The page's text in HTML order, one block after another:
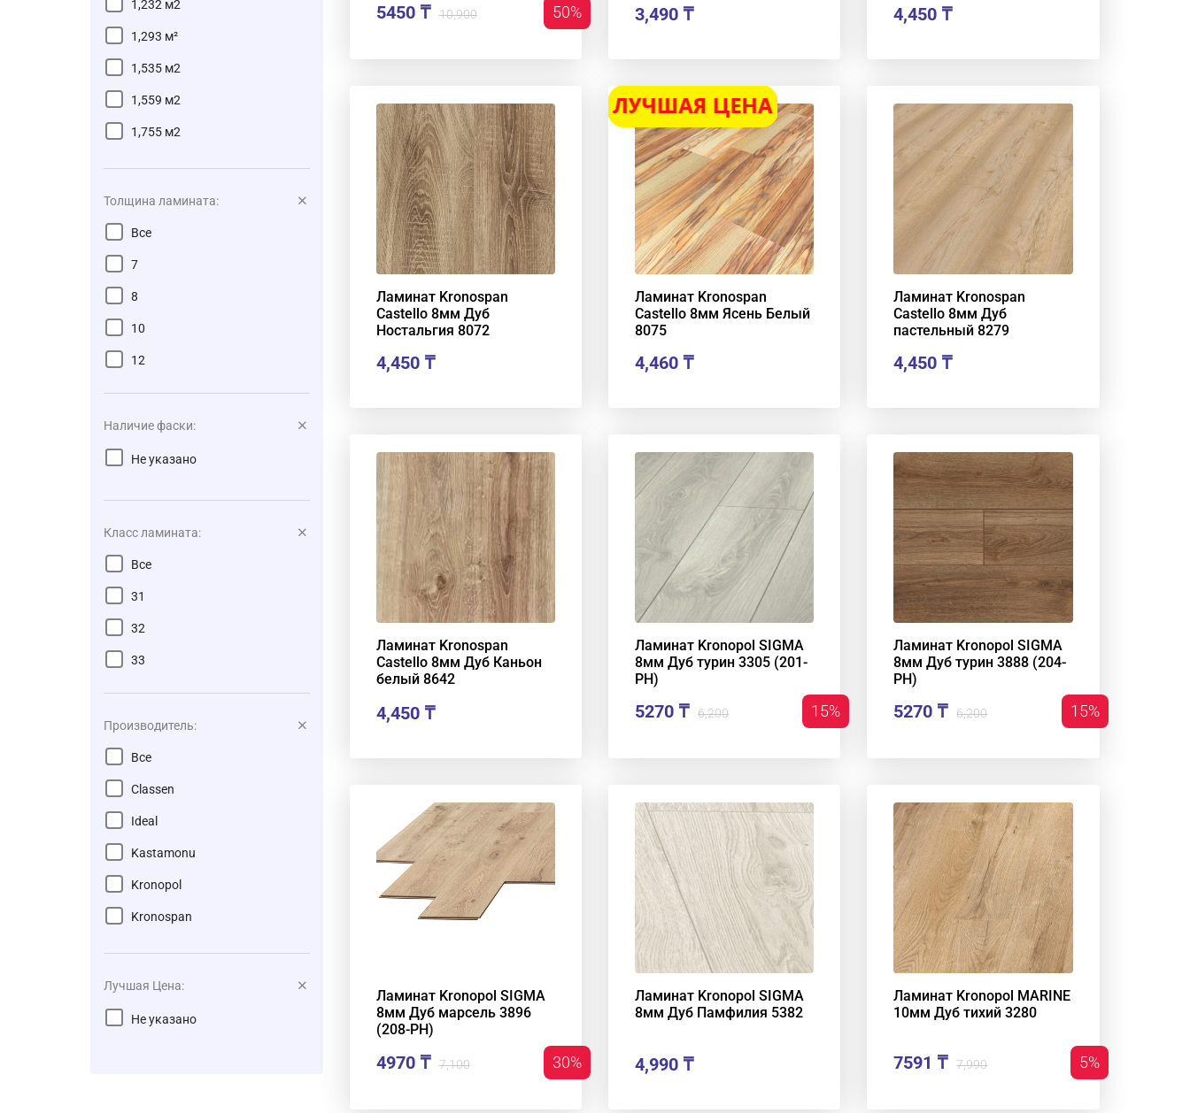
1,232 м2
1,293 м²
1,535 м2
1,559 м2
1,755 м2
1,974м2
2,005 м2
2,109 м2
2,131 м²
2,153 м2
2,2205 м²
2,397 м²
Толщина ламината:
Все
7
8
10
12
Наличие фаски:
Не указано
Класс ламината:
Все
31
32
33
Производитель:
Все
Classen
Ideal
Kastamonu
Kronopol
Kronospan
Kronotex
Tarkett
Лучшая Цена:
Не указано
5450 ₸ 10,900 50% 3,490₸ 4,450 ₸
Ламинат Kronospan
Castello 8мм Дуб
Ностальгия 8072
4,450₸
Ламинат Kronospan
Castello 8мм Ясень Белый
8075
4,460₸
Ламинат Kronospan
Castello 8мм Дуб
пастельный 8279
4,450 ₸
Ламинат Kronospan
Castello 8мм Дуб Каньон
белый 8642
4,450₸
Ламинат Kronopol SIGMA
8мм Дуб турин 3305 (201-
РН)
5270 ₸ 6,200 15%
Ламинат Kronopol SIGMA
8мм Дуб турин 3888 (204-
РН)
5270 ₸ 6,200 15%
Ламинат Kronopol SIGMA
8мм Дуб марсель 3896
(208-РН)
4970 ₸ 7,100 30%
Ламинат Kronopol SIGMA
8мм Дуб Памфилия 5382
4,990₸
Ламинат Kronopol MARINE
10мм Дуб тихий 3280
7591 ₸ 7,990 5%